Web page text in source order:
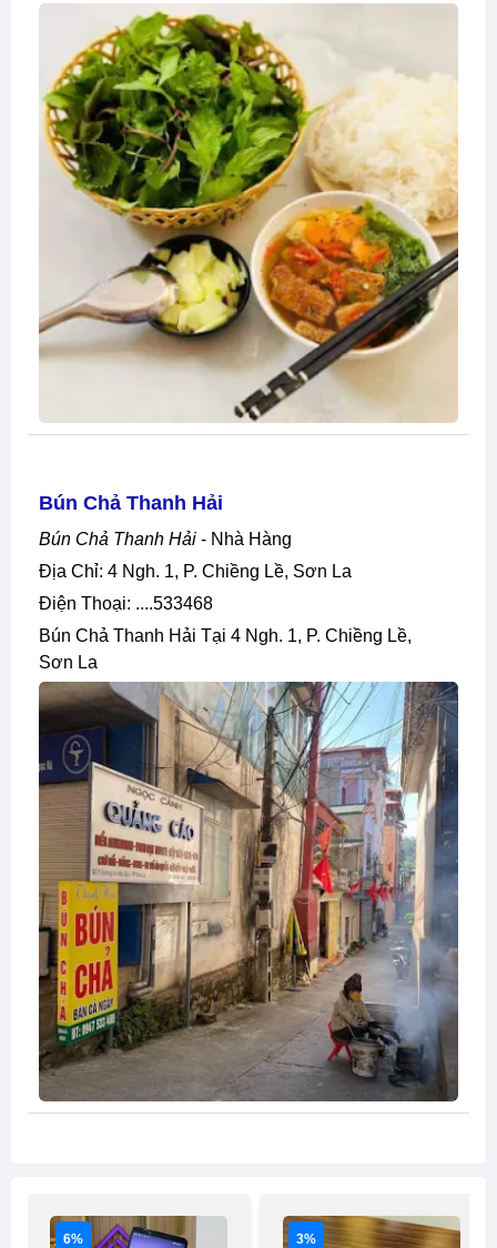
Bún Chả Thanh Hải
Bún Chả Thanh Hải - Nhà Hàng
Địa Chỉ: 4 Ngh. 1, P. Chiềng Lề, Sơn La
Điện Thoại: ....533468
Bún Chả Thanh Hải Tại 4 Ngh. 1, P. Chiềng Lề,
Sơn La
6% 3%